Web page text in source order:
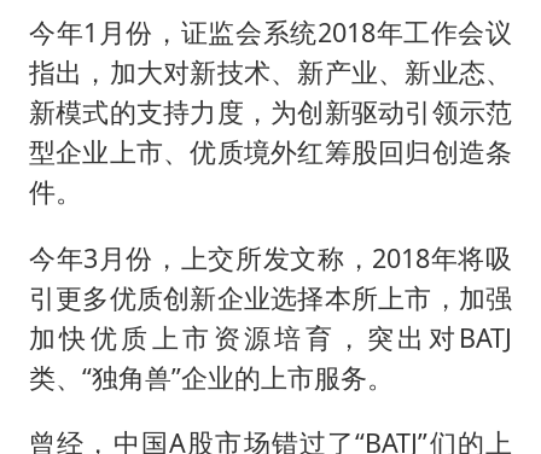
今年1月份，证监会系统2018年工作会议
指出，加大对新技术、新产业、新业态、
新模式的支持力度，为创新驱动引领示范
型企业上市、优质境外红筹股回归创造条
件。
今年3月份，上交所发文称，2018年将吸
引更多优质创新企业选择本所上市，加强
加快优质上市资源培育，突出对BATJ
类、“独角兽”企业的上市服务。
曾经，中国A股市场错过了“BATJ”们的上